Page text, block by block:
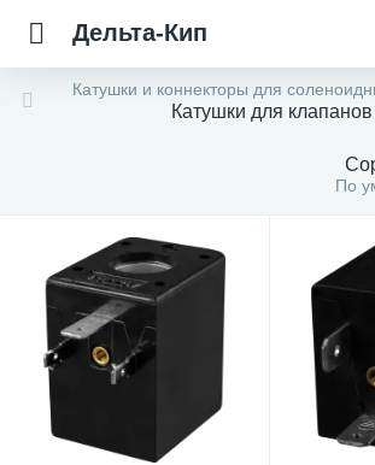
Дельта-Кип
Катушки и коннекторы для
Катушки для клапанов
По